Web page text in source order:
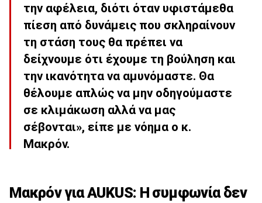
την αφέλεια, διότι όταν υφιστάμεθα
πίεση από δυνάμεις που σκληραίνουν
τη στάση τους θα πρέπει να
δείχνουμε ότι έχουμε τη βούληση και
την ικανότητα να αμυνόμαστε. Θα
θέλουμε απλώς να μην οδηγούμαστε
σε κλιμάκωση αλλά να μας
σέβονται», είπε με νόημα ο κ.
Μακρόν.
Μακρόν για AUKUS: Η συμφωνία δεν